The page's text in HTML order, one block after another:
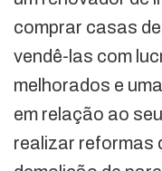
comprar casas
vendê-las com
melhorados e
em relação ao
realizar reformas